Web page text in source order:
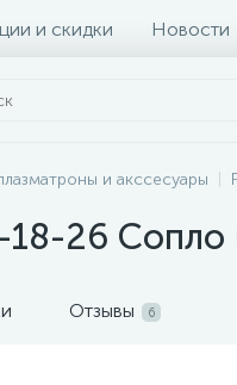
и скидки Новости
и акссесуары
18-26
Отзывы 6